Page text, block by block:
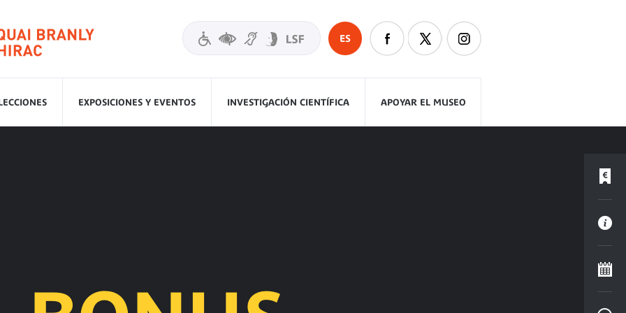
ES
EXPOSICIONES Y EVENTOS INVESTIGACIÓN CIENTÍFICA APOYAR EL MUSEO